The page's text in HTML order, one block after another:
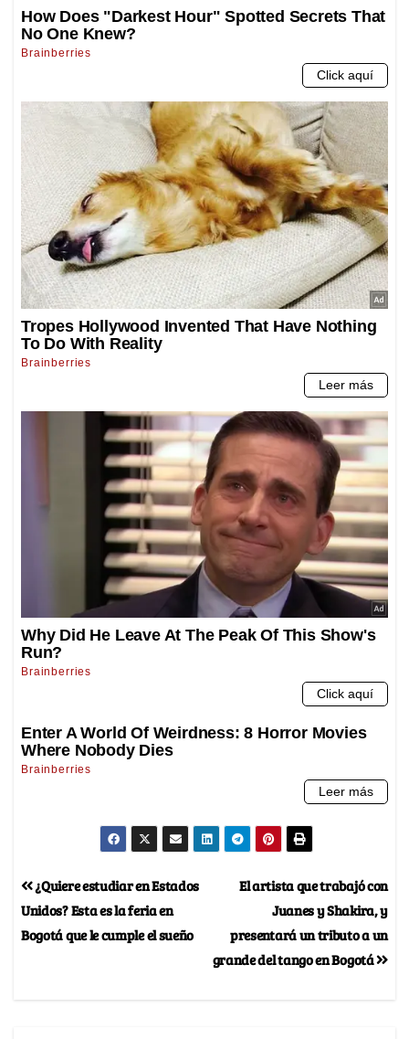
El artista que trabajó con
Juanes y Shakira, y
presentará un tributo a un
grande del tango en Bogotá
¿Quiere estudiar en Estados
Unidos? Esta es la feria en
Bogotá que le cumple el sueño